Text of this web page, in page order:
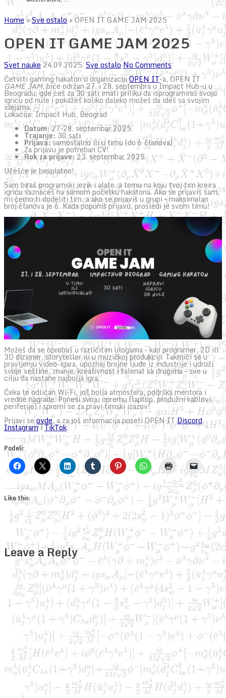
Home»Sve ostalo »OPEN IT GAME JAM 2025
OPEN IT GAME JAM 2025
Svet nauke24.09.2025. Sve ostalo No Comments
Četvrti gaming hakaton u organizacijiOPEN IT-a, OPEN IT
GAME JAM, biće održan 27. i 28. septembra u Impact Hub-u u
Beogradu, gde ćeš za 30 sati imati priliku da isprogramiraš svoju
igricu od nule i pokažeš koliko daleko možeš da ideš sa svojim
idejama.
Lokacija: Impact Hub, Beograd
Datum:27–28. septembar 2025.
Trajanje: 30 sati
Prijava: samostalno ili u timu (do 6 članova)
Za prijavu je potreban CV!
Rok za prijave: 23. septembar 2025.
Učešće je besplatno!
Sam biraš programski jezik i alate, a temu na koju tvoj tim kreira
igricu saznaćeš na samom početku hakatona. Ako se prijaviš sam,
mi ćemo ti dodeliti tim, a ako se prijaviš u grupi – maksimalan
broj članova je 6. Kada popuniš prijavu, prosledi je svom timu!
Možeš da se oprobaš u različitim ulogama – kao programer, 2D ili
3D dizajner, storyteller ili u muzičkoj produkciji. Takmiči se u
pravljenju video-igara, upoznaj brojne ljude iz industrije i udruži
svoje veštine, znanje, kreativnost i talenat sa drugima – sve u
cilju da nastane najbolja igra.
Čeka te odličan Wi-Fi, još bolja atmosfera, podrška mentora i
vredne nagrade. Ponesi svoju opremu (laptop, produžni kablovi,
periferije) i spremi se za pravi timski izazov!
Prijavi seovde, a za još informacija poseti OPEN ITDiscord,
InstagramiTikTok.
Podeli:
Like this:
Leave a Reply